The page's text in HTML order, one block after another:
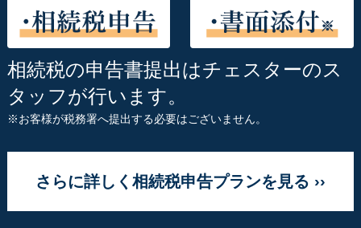
相続税の申告書提出はチェスターのス
タッフが行います。
※お客様が税務署へ提出する必要はございません。
さらに詳しく相続税申告プランを見る ››